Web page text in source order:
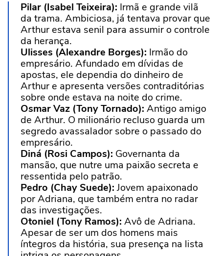
Pilar (Isabel Teixeira): Irmã e grande vilã
da trama. Ambiciosa, já tentava provar que
Arthur estava senil para assumir o controle
da herança.
Ulisses (Alexandre Borges): Irmão do
empresário. Afundado em dívidas de
apostas, ele dependia do dinheiro de
Arthur e apresenta versões contraditórias
sobre onde estava na noite do crime.
Osmar Vaz (Tony Tornado): Antigo amigo
de Arthur. O milionário recluso guarda um
segredo avassalador sobre o passado do
empresário.
Diná (Rosi Campos): Governanta da
mansão, que nutre uma paixão secreta e
ressentida pelo patrão.
Pedro (Chay Suede): Jovem apaixonado
por Adriana, que também entra no radar
das investigações.
Otoniel (Tony Ramos): Avô de Adriana.
Apesar de ser um dos homens mais
íntegros da história, sua presença na lista